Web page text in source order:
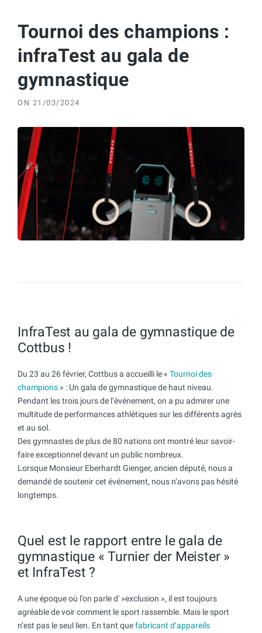
Tournoi des champions :
infraTest au gala de
gymnastique
ON 21/03/2024
InfraTest au gala de gymnastique de
Cottbus !
Du 23 au 26 février, Cottbus a accueilli le « Tournoi des
champions » : Un gala de gymnastique de haut niveau.
Pendant les trois jours de l’événement, on a pu admirer une
multitude de performances athlétiques sur les différents agrès
et au sol.
Des gymnastes de plus de 80 nations ont montré leur savoir-
faire exceptionnel devant un public nombreux.
Lorsque Monsieur Eberhardt Gienger, ancien député, nous a
demandé de soutenir cet événement, nous n’avons pas hésité
longtemps.
Quel est le rapport entre le gala de
gymnastique « Turnier der Meister »
et InfraTest ?
A une époque où l’on parle d' »exclusion », il est toujours
agréable de voir comment le sport rassemble. Mais le sport
n’est pas le seul lien. En tant quefabricant d’appareils